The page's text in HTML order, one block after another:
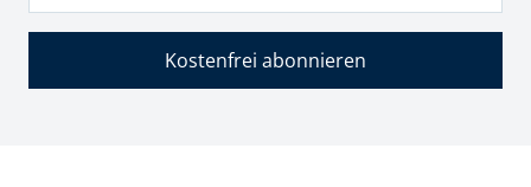
Kostenfrei abonnieren